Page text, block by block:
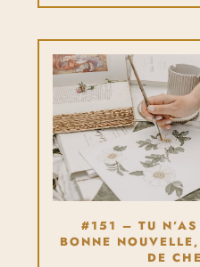
#151 – TU N’AS
BONNE
DE